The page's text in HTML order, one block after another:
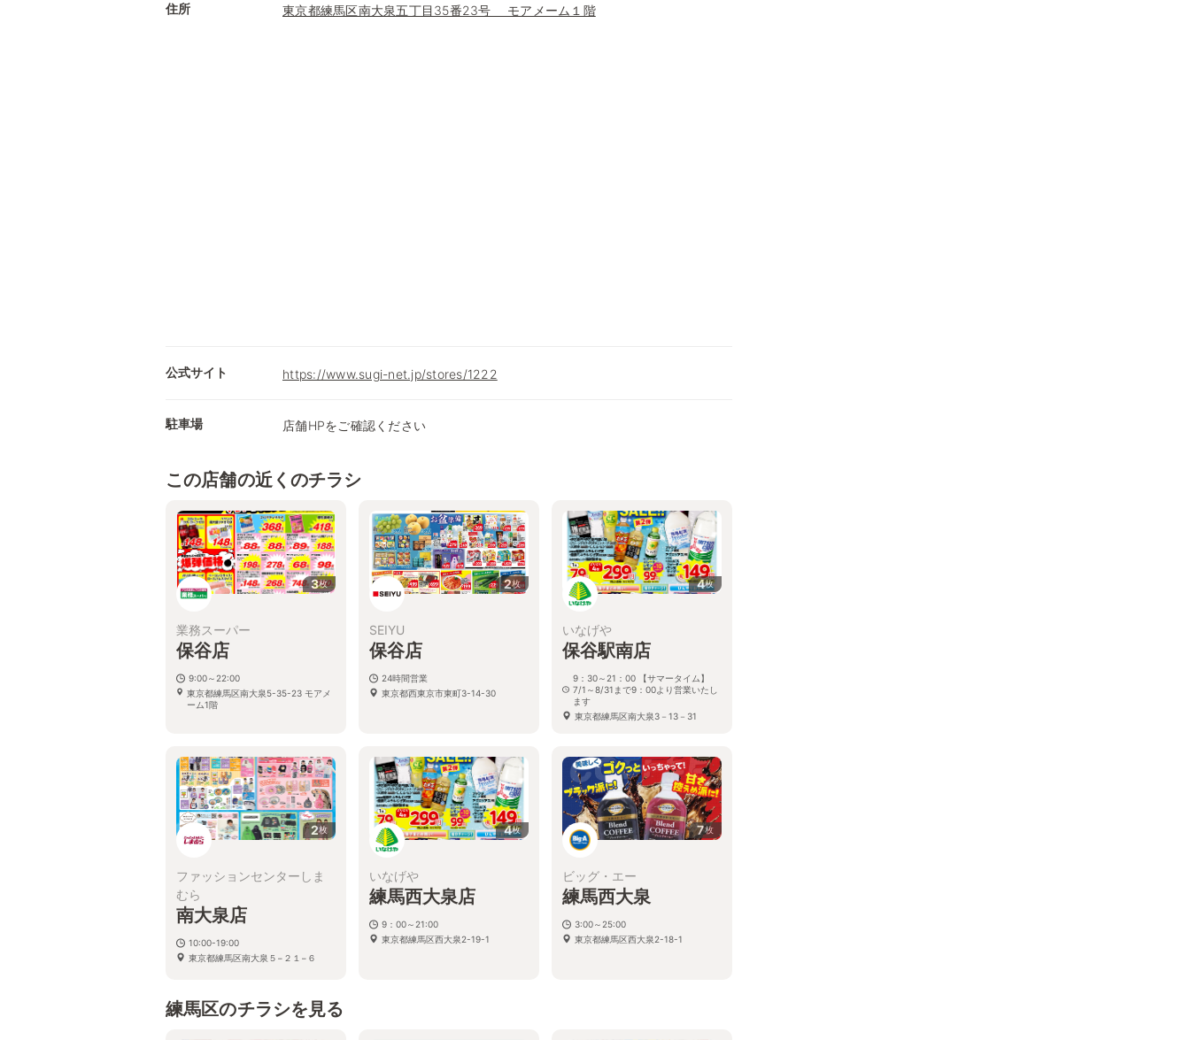
住所 東京都練馬区南大泉五丁目35番23号 モアメーム１階
公式サイト https://www.sugi-net.jp/stores/1222
駐車場 店舗HPをご確認ください
この店舗の近くのチラシ
3枚
業務スーパー
保谷店
9:00～22:00
東京都練馬区南大泉5-35-23 モアメ
ーム1階
2枚
SEIYU
保谷店
24時間営業
東京都西東京市東町3-14-30
4枚
いなげや
保谷駅南店
9：30～21：00 【サマータイム】
7/1～8/31まで9：00より営業いたし
ます
東京都練馬区南大泉3－13－31
2枚
ファッションセンターしま
むら
南大泉店
10:00-19:00
東京都練馬区南大泉５−２１−６
4枚
いなげや
練馬西大泉店
9：00～21:00
東京都練馬区西大泉2-19-1
7枚
ビッグ・エー
練馬西大泉
3:00～25:00
東京都練馬区西大泉2-18-1
練馬区のチラシを見る